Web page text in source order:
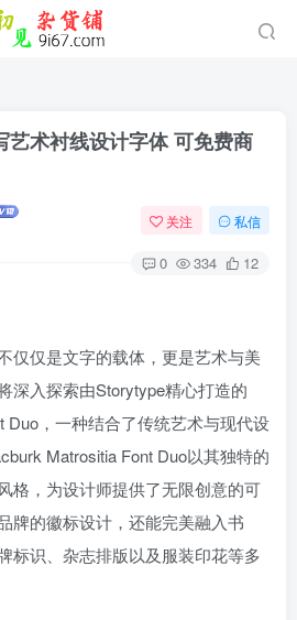
艺术衬线设计字体 可免费商
关注 私信
0 334 12
仅仅是文字的载体，更是艺术与美
深入探索由Storytype精心打造的
Duo，一种结合了传统艺术与现代设
Matrositia Font Duo以其独特的
格，为设计师提供了无限创意的可
牌的徽标设计，还能完美融入书
标识、杂志排版以及服装印花等多
注册